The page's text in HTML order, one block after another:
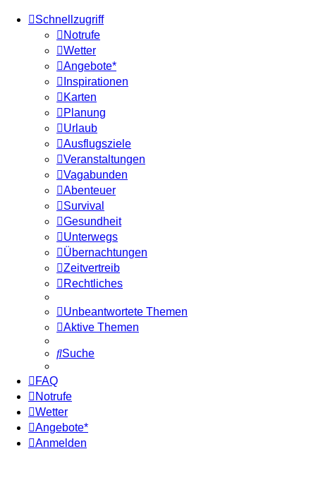
Schnellzugriff
Notrufe
Wetter
Angebote*
Inspirationen
Karten
Planung
Urlaub
Ausflugsziele
Veranstaltungen
Vagabunden
Abenteuer
Survival
Gesundheit
Unterwegs
Übernachtungen
Zeitvertreib
Rechtliches
Unbeantwortete Themen
Aktive Themen
Suche
FAQ
Notrufe
Wetter
Angebote*
Anmelden